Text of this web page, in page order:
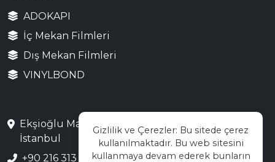
ADOKAPI
İç Mekan Filmleri
Dış Mekan Filmleri
VINYLBOND
Ekşioğlu Mah. Saray Cad. No:3 Çekmeköy /
İstanbul
+90 216 313 28 48
Gizlilik ve Çerezler: Bu sitede çerez
kullanılmaktadır. Bu web sitesini
kullanmaya devam ederek bunların